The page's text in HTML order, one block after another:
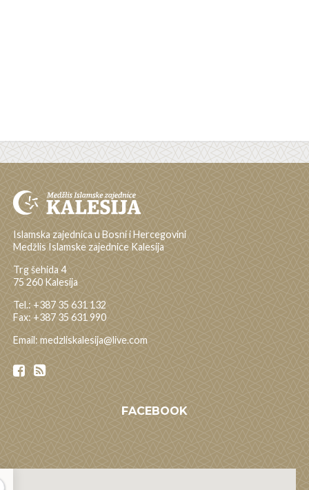
Islamska zajednica u Bosni i Hercegovini
Medžlis Islamske zajednice Kalesija
Trg šehida 4
75 260 Kalesija
Tel.: +387 35 631 132
Fax: +387 35 631 990
Email: medzliskalesija@live.com
FACEBOOK